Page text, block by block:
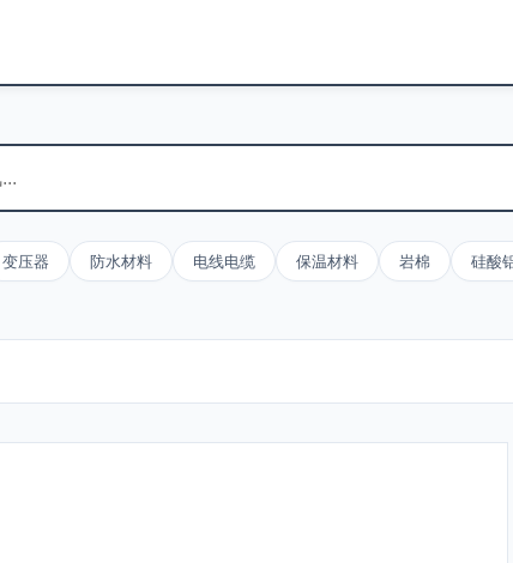
变压器 防水材料 电线电缆 保温材料 岩棉 硅酸